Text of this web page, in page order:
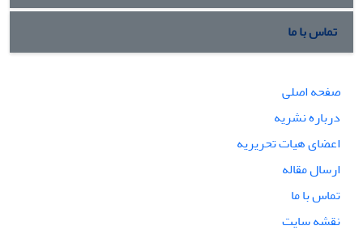
تماس با ما
صفحه اصلی
درباره نشریه
اعضای هیات تحریریه
ارسال مقاله
تماس با ما
نقشه سایت